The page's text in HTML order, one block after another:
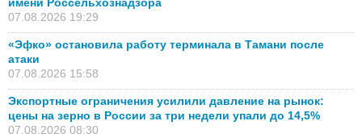
07.08.2026 19:29
«Эфко» остановила работу терминала в Тамани после
атаки
07.08.2026 15:58
Экспортные ограничения усилили давление на рынок:
цены на зерно в России за три недели упали до 14,5%
07.08.2026 08:30